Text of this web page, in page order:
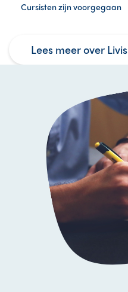
Cursisten zijn voorgegaan
Lees meer over Livis